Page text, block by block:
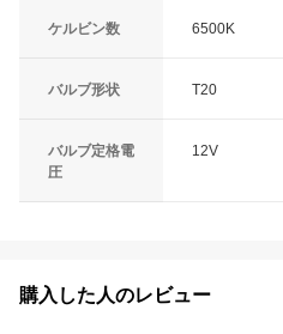
ケルビン数 6500K
バルブ形状 T20
バルブ定格電
圧
12V
購入した人のレビュー